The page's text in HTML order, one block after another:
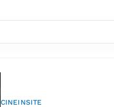
CINEINSITE